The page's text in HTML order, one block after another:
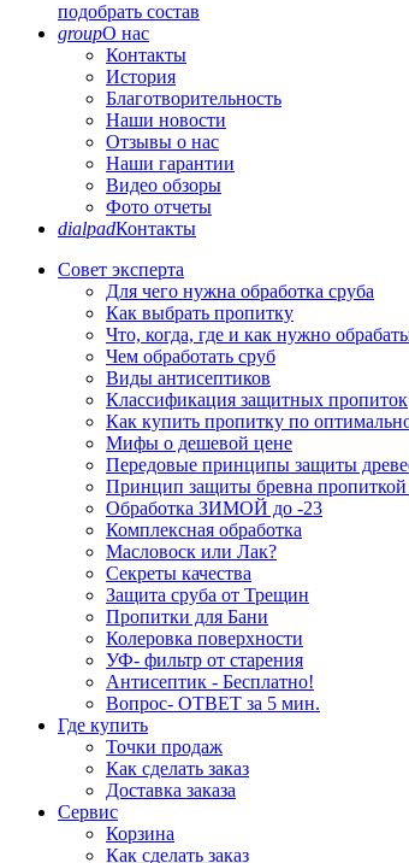
подобрать состав
groupО нас
Контакты
История
Благотворительность
Наши новости
Отзывы о нас
Наши гарантии
Видео обзоры
Фото отчеты
dialpadКонтакты
Совет эксперта
Для чего нужна обработка сруба
Как выбрать пропитку
Что, когда, где и как нужно
Чем обработать сруб
Виды антисептиков
Классификация защитных пропиток
Как купить пропитку по
Мифы о дешевой цене
Передовые принципы защиты
Принцип защиты бревна
Обработка ЗИМОЙ до -23
Комплексная обработка
Масловоск или Лак?
Секреты качества
Защита сруба от Трещин
Пропитки для Бани
Колеровка поверхности
УФ- фильтр от старения
Антисептик - Бесплатно!
Вопрос- ОТВЕТ за 5 мин.
Где купить
Точки продаж
Как сделать заказ
Доставка заказа
Сервис
Корзина
Как сделать заказ